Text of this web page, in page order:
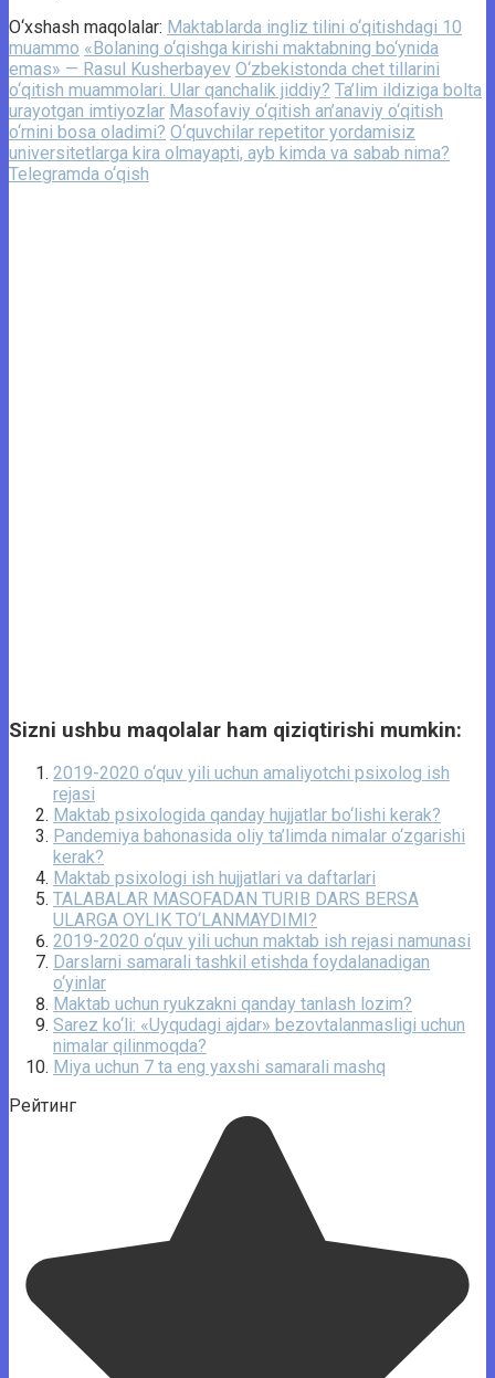
O‘xshash maqolalar: Maktablarda ingliz tilini o‘qitishdagi 10
muammo «Bolaning o‘qishga kirishi maktabning bo‘ynida
emas» — Rasul Kusherbayev O‘zbekistonda chet tillarini
o‘qitish muammolari. Ular qanchalik jiddiy? Ta’lim ildiziga bolta
urayotgan imtiyozlar Masofaviy o‘qitish an’anaviy o‘qitish
o‘rnini bosa oladimi? O‘quvchilar repetitor yordamisiz
universitetlarga kira olmayapti, ayb kimda va sabab nima?
Telegramda o‘qish
Sizni ushbu maqolalar ham qiziqtirishi mumkin:
2019-2020 o‘quv yili uchun amaliyotchi psixolog ish
rejasi
Maktab psixologida qanday hujjatlar bo‘lishi kerak?
Pandemiya bahonasida oliy ta’limda nimalar o‘zgarishi
kerak?
Maktab psixologi ish hujjatlari va daftarlari
TALABALAR MASOFADAN TURIB DARS BERSA
ULARGA OYLIK TO‘LANMAYDIMI?
2019-2020 o‘quv yili uchun maktab ish rejasi namunasi
Darslarni samarali tashkil etishda foydalanadigan
o‘yinlar
Maktab uchun ryukzakni qanday tanlash lozim?
Sarez ko‘li: «Uyqudagi ajdar» bezovtalanmasligi uchun
nimalar qilinmoqda?
Miya uchun 7 ta eng yaxshi samarali mashq
Рейтинг